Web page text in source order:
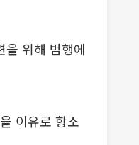
을 위해 범행에
이유로 항소